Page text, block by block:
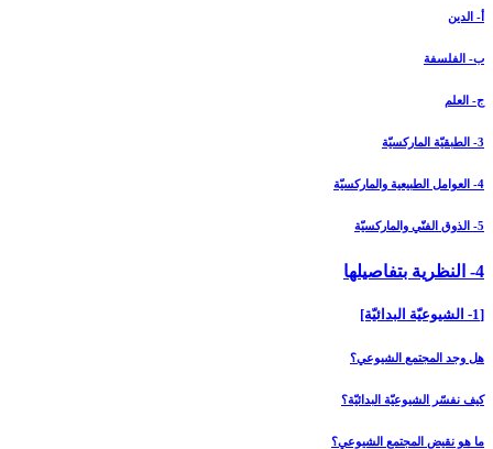
أ- الدين
ب- الفلسفة
ج- العلم
3- الطبقيّة الماركسيّة
4- العوامل الطبيعية والماركسيّة
5- الذوق الفنّي والماركسيّة
4- النظرية بتفاصيلها
[1- الشيوعيّة البدائيّة]
هل وجد المجتمع الشيوعي؟
كيف نفسّر الشيوعيّة البدائيّة؟
ما هو نقيض المجتمع الشيوعي؟